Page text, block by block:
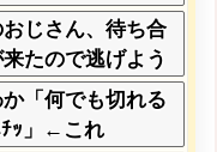
おじさん、待ち合
たので逃げよう
哀想なことにな
れてしまう…
「何でも切れる
ﾁｯ」←これ